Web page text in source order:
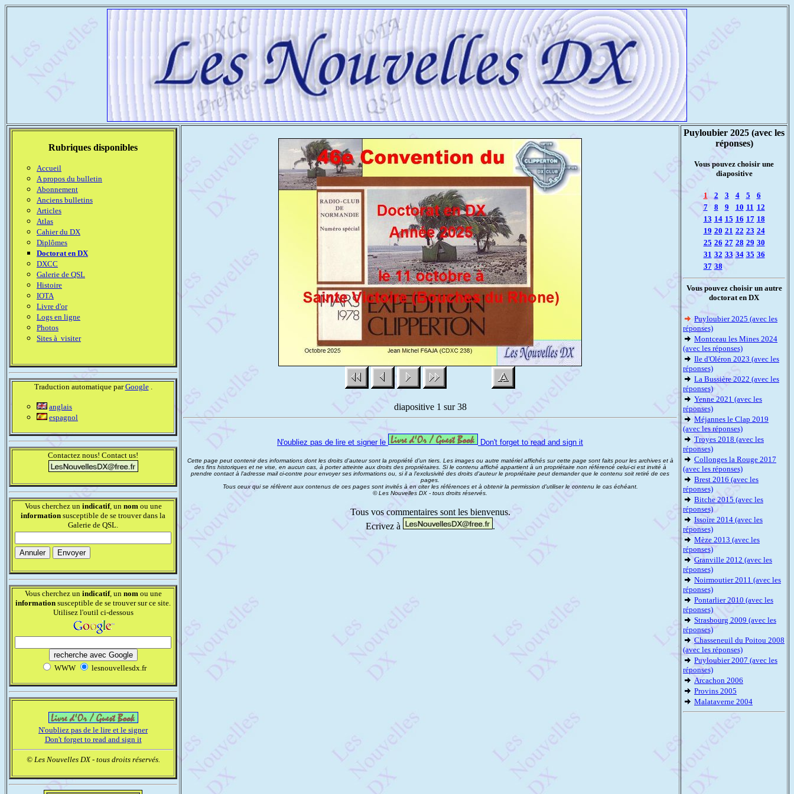
Rubriques disponibles
Accueil
A propos du bulletin
Abonnement
Anciens bulletins
Articles
Atlas
Cahier du DX
Diplômes
Doctorat en DX
DXCC
Galerie de QSL
Histoire
IOTA
Livre d'or
Logs en ligne
Photos
Sites à visiter
Traduction automatique parGoogle.
anglais
espagnol
Contactez nous! Contact us!
Vous cherchez un indicatif, un nomou une
information susceptible de se trouver dans la
Galerie de QSL.
Vous cherchez un indicatif, un nomou une
information susceptible de se trouver sur ce site.
Utilisez l'outil ci-dessous
WWW lesnouvellesdx.fr
N'oubliez pas de le lire et le signer
Don't forget to read and sign it
© Les Nouvelles DX - tous droits réservés.
diapositive 1 sur 38
N'oubliez pas de lire et signer le Don't forget to read and sign it
Cette page peut contenir des informations dont les droits d'auteur sont la propriété d'un tiers. Les images ou autre matériel affichés sur cette page sont faits pour les archives et à
des fins historiques et ne vise, en aucun cas, à porter atteinte aux droits des propriétaires. Si le contenu affiché appartient à un propriétaire non référencé celui-ci est invité à
prendre contact à l'adresse mail ci-contre pour envoyer ses informations ou, si il a l'exclusivité des droits d'auteur le propriétaire peut demander que le contenu soit retiré de ces
pages.
Tous ceux qui se réfèrent aux contenus de ces pages sont invités à en citer les références et à obtenir la permission d'utiliser le contenu le cas échéant.
© Les Nouvelles DX - tous droits réservés.
Tous vos commentaires sont les bienvenus.
Ecrivez à
.
Puyloubier 2025 (avec les
réponses)
Vous pouvez choisir une
diapositive
1 2 3 4 5
6
7
8 9 10 11 12
13 14 15 16 17 18
19 20 21 22 23 24
25 26 27 28 29 30
31 32 33 34 35 36
37 38
Vous pouvez choisir un autre
doctorat en DX
Puyloubier 2025 (avec les
réponses)
Montceau les Mines 2024
(avec les réponses)
Ile d'Oléron 2023 (avec les
réponses)
La Bussière 2022 (avec les
réponses)
Yenne 2021 (avec les
réponses)
Méjannes le Clap 2019
(avec les réponses)
Troyes 2018 (avec les
réponses)
Collonges la Rouge 2017
(avec les réponses)
Brest 2016 (avec les
réponses)
Bitche 2015 (avec les
réponses)
Issoire 2014 (avec les
réponses)
Mèze 2013 (avec les
réponses)
Granville 2012 (avec les
réponses)
Noirmoutier 2011 (avec les
réponses)
Pontarlier 2010 (avec les
réponses)
Strasbourg 2009 (avec les
réponses)
Chasseneuil du Poitou 2008
(avec les réponses)
Puyloubier 2007 (avec les
réponses)
Arcachon 2006
Provins 2005
Malataverne 2004